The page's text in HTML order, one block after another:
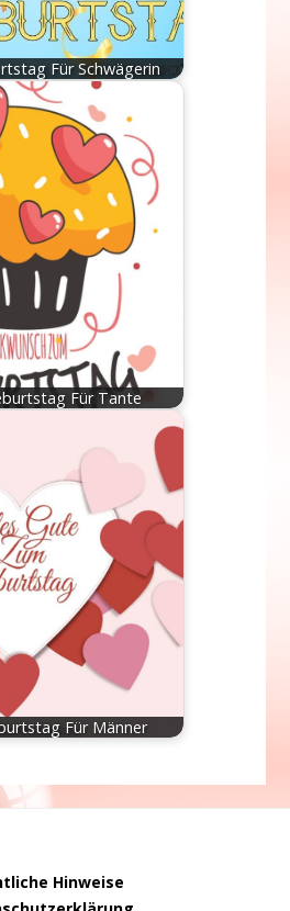
Für Schwägerin
Für Tante
Für Männer
Hinweise